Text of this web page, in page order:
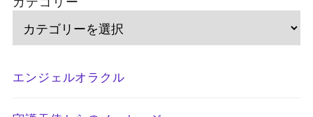
エンジェルオラクル